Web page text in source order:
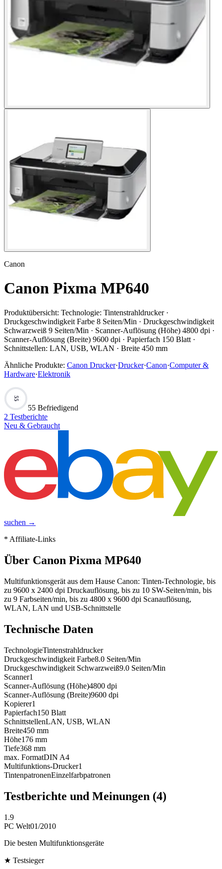
Canon
Canon Pixma MP640
Produktübersicht: Technologie: Tintenstrahldrucker ·
Druckgeschwindigkeit Farbe 8 Seiten/Min · Druckgeschwindigkeit
Schwarzweiß 9 Seiten/Min · Scanner-Auflösung (Höhe) 4800 dpi ·
Scanner-Auflösung (Breite) 9600 dpi · Papierfach 150 Blatt ·
Schnittstellen: LAN, USB, WLAN · Breite 450 mm
Ähnliche Produkte: Canon Drucker·Drucker·Canon·Computer &
Hardware·Elektronik
55
55 Befriedigend
2 Testberichte
Neu & Gebraucht
suchen →
* Affiliate-Links
Über Canon Pixma MP640
Multifunktionsgerät aus dem Hause Canon: Tinten-Technologie, bis
zu 9600 x 2400 dpi Druckauflösung, bis zu 10 SW-Seiten/min, bis
zu 9 Farbseiten/min, bis zu 4800 x 9600 dpi Scanauflösung,
WLAN, LAN und USB-Schnittstelle
Technische Daten
TechnologieTintenstrahldrucker
Druckgeschwindigkeit Farbe8.0 Seiten/Min
Druckgeschwindigkeit Schwarzweiß9.0 Seiten/Min
Scanner1
Scanner-Auflösung (Höhe)4800 dpi
Scanner-Auflösung (Breite)9600 dpi
Kopierer1
Papierfach150 Blatt
SchnittstellenLAN, USB, WLAN
Breite450 mm
Höhe176 mm
Tiefe368 mm
max. FormatDIN A4
Multifunktions-Drucker1
TintenpatronenEinzelfarbpatronen
Testberichte und Meinungen (4)
1.9
PC Welt01/2010
Die besten Multifunktionsgeräte
★ Testsieger